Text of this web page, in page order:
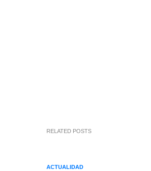
RELATED POSTS
ACTUALIDAD